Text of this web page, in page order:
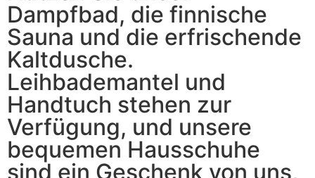
Dampfbad, die finnische
Sauna und die erfrischende
Kaltdusche.
Leihbademantel und
Handtuch stehen zur
Verfügung, und unsere
bequemen Hausschuhe
sind ein Geschenk von uns,